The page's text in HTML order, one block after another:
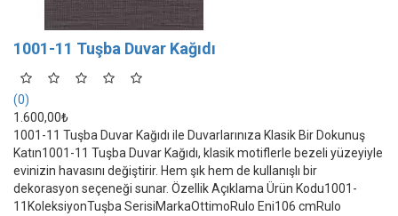
1001-11 Tuşba Duvar Kağıdı
(0)
1.600,00₺
1001-11 Tuşba Duvar Kağıdı ile Duvarlarınıza Klasik Bir Dokunuş
Katın1001-11 Tuşba Duvar Kağıdı, klasik motiflerle bezeli yüzeyiyle
evinizin havasını değiştirir. Hem şık hem de kullanışlı bir
dekorasyon seçeneği sunar. Özellik Açıklama Ürün Kodu1001-
11KoleksiyonTuşba SerisiMarkaOttimoRulo Eni106 cmRulo